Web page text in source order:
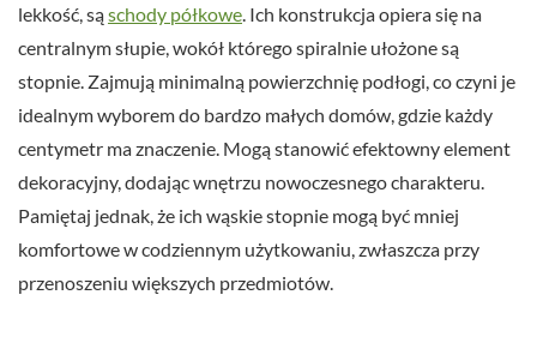
lekkość, sąschody półkowe. Ich konstrukcja opiera się na
centralnym słupie, wokół którego spiralnie ułożone są
stopnie. Zajmują minimalną powierzchnię podłogi, co czyni je
idealnym wyborem do bardzo małych domów, gdzie każdy
centymetr ma znaczenie. Mogą stanowić efektowny element
dekoracyjny, dodając wnętrzu nowoczesnego charakteru.
Pamiętaj jednak, że ich wąskie stopnie mogą być mniej
komfortowe w codziennym użytkowaniu, zwłaszcza przy
przenoszeniu większych przedmiotów.